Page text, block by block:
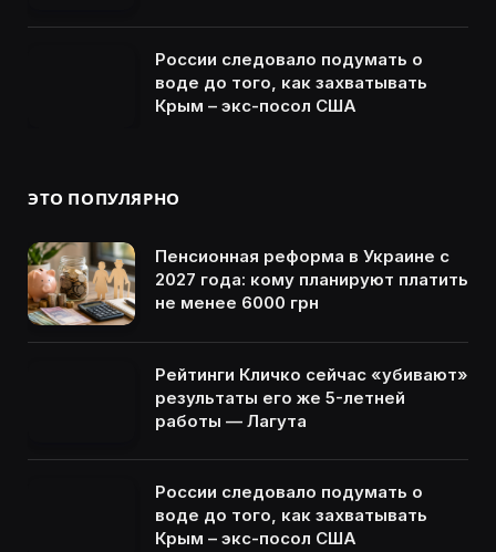
России следовало подумать о
воде до того, как захватывать
Крым – экс-посол США
ЭТО ПОПУЛЯРНО
Пенсионная реформа в Украине с
2027 года: кому планируют платить
не менее 6000 грн
Рейтинги Кличко сейчас «убивают»
результаты его же 5-летней
работы — Лагута
России следовало подумать о
воде до того, как захватывать
Крым – экс-посол США